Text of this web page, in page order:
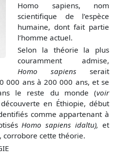
Homo sapiens, nom
scientifique de l’espèce
humaine, dont fait partie
l’homme actuel.
Selon la théorie la plus
couramment admise,
Homo sapiens serait
000 ans à 200 000 ans, et se
le reste du monde (voir
en Éthiopie, début
comme appartenant à
Homo sapiens idaltu), et
corrobore cette théorie.